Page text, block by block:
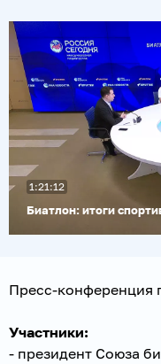
Биатлон: итоги
1:21:12
Пресс-конференция
Участники:
- президент Союза